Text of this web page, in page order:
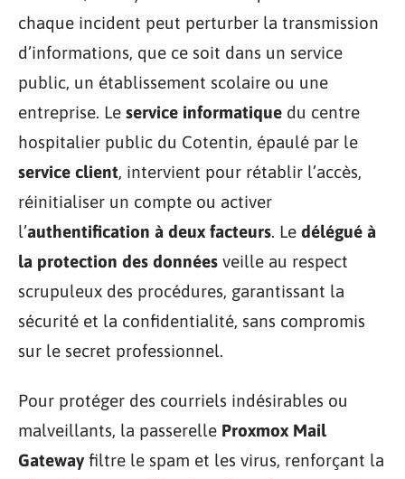
chaque incident peut perturber la transmission
d’informations, que ce soit dans un service
public, un établissement scolaire ou une
entreprise. Le service informatique du centre
hospitalier public du Cotentin, épaulé par le
service client, intervient pour rétablir l’accès,
réinitialiser un compte ou activer
l’authentification à deux facteurs. Le délégué à
la protection des données veille au respect
scrupuleux des procédures, garantissant la
sécurité et la confidentialité, sans compromis
sur le secret professionnel.
Pour protéger des courriels indésirables ou
malveillants, la passerelle Proxmox Mail
Gateway filtre le spam et les virus, renforçant la